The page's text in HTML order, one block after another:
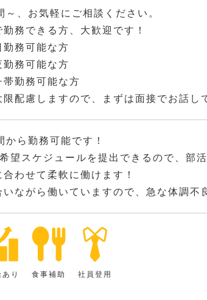
～、お気軽にご相談ください。
勤務できる方、大歓迎です！
勤務可能な方
勤務可能な方
帯勤務可能な方
限配慮しますので、まずは面接でお話し
から勤務可能です！
望スケジュールを提出できるので、部
わせて柔軟に働けます！
ながら働いていますので、急な体調不
り 食事補助 社員登用